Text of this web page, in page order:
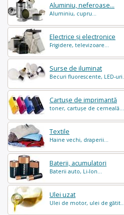
Aluminiu, neferoase...
Aluminiu, cupru...
Electrice și electronice
Frigidere, televizoare...
Surse de iluminat
Becuri fluorescente, LED-uri...
Cartușe de imprimantă
toner, cartușe de cerneală...
Textile
Haine vechi, draperii...
Baterii, acumulatori
Baterii auto, Li-Ion...
Ulei uzat
Ulei de motor, ulei de gătit...